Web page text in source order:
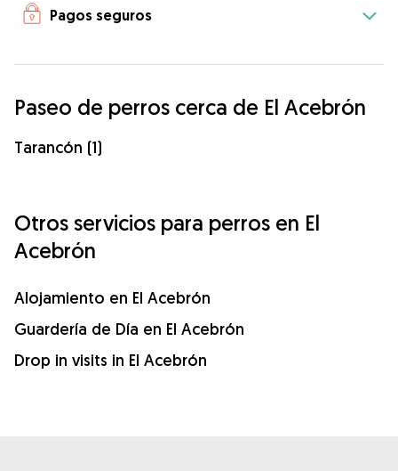
Pagos seguros
Paseo de perros cerca de El Acebrón
Tarancón (1)
Otros servicios para perros en El
Acebrón
Alojamiento en El Acebrón
Guardería de Día en El Acebrón
Drop in visits in El Acebrón